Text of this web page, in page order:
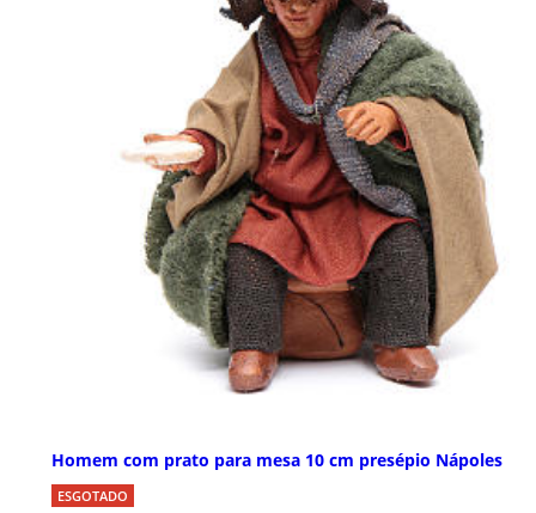
Homem com prato para mesa 10 cm presépio Nápoles
ESGOTADO